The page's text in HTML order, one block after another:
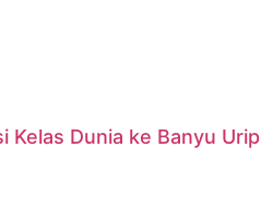
Kelas Dunia ke Banyu Urip